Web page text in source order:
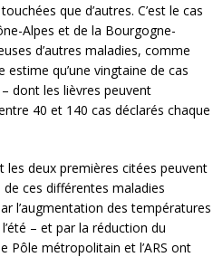
que d’autres. C’est le cas
Alpes et de la Bourgogne-
d’autres maladies, comme
estime qu’une vingtaine de cas
dont les lièvres peuvent
40 et 140 cas déclarés chaque
deux premières citées peuvent
de ces différentes maladies
l’augmentation des températures
– et par la réduction du
Pôle métropolitain et l’ARS ont